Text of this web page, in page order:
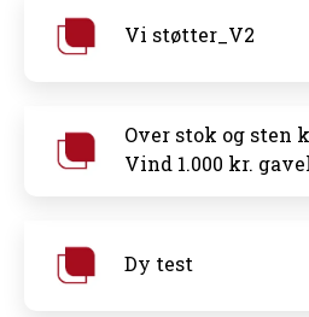
Vi støtter_V2
Over stok og sten
Vind 1.000 kr.
Dy test